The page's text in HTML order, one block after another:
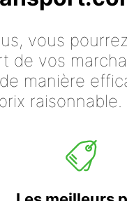
vous
de vos
manière
raisonnable.